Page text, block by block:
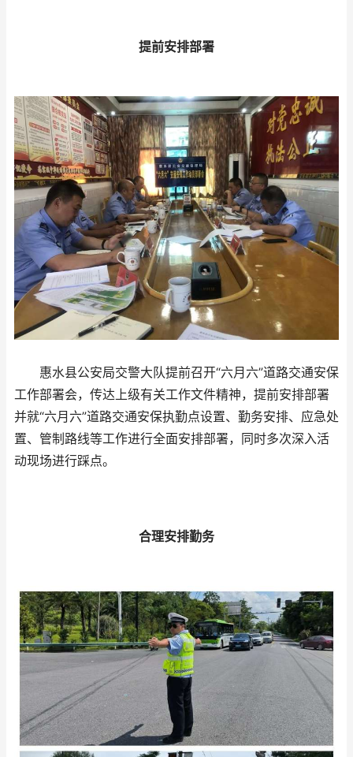
提前安排部署
惠水县公安局交警大队提前召开“六月六”道路交通安保
工作部署会，传达上级有关工作文件精神，提前安排部署
并就“六月六”道路交通安保执勤点设置、勤务安排、应急处
置、管制路线等工作进行全面安排部署，同时多次深入活
动现场进行踩点。
合理安排勤务